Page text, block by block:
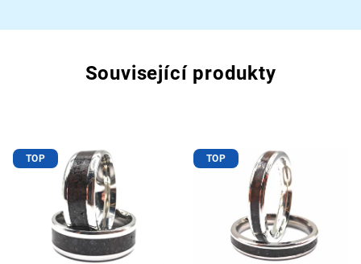
Související produkty
TOP TOP